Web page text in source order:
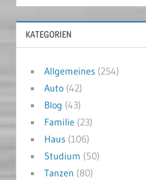
KATEGORIEN
Allgemeines(254)
Auto(42)
Blog (43)
Familie (23)
Haus(106)
Studium (50)
Tanzen (80)